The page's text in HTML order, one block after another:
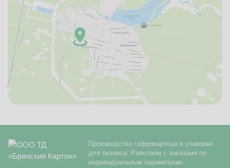
Производство гофрокартона и упаковки
для бизнеса. Работаем с заказами по
индивидуальным параметрам.